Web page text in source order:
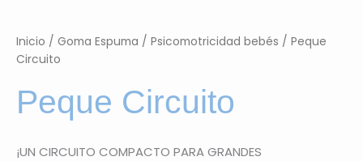
Inicio / Goma Espuma / Psicomotricidad bebés / Peque
Circuito
Peque Circuito
¡UN CIRCUITO COMPACTO PARA GRANDES